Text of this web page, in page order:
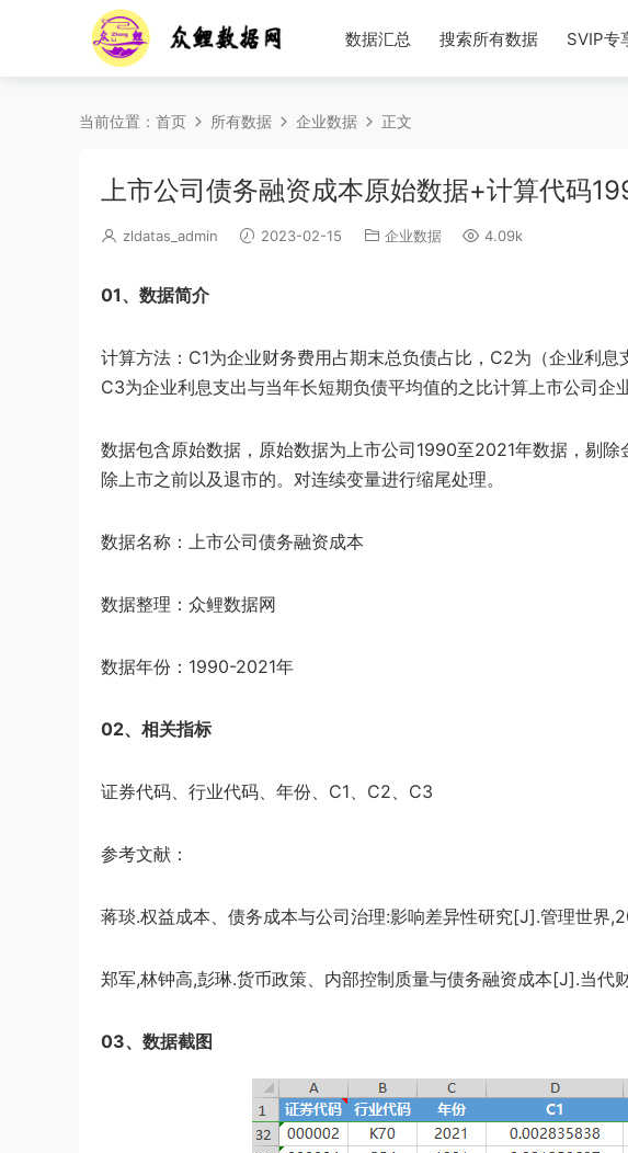
数据汇总 搜索所有数据 SVIP专
当前位置： 首页 所有数据 企业数据 正文
上市公司债务融资成本原始数据+计算代码
zldatas_admin 2023-02-15 企业数据 4.09k
01、数据简介
计算方法：C1为企业财务费用占期末总负债占比，C2为（企业利
C3为企业利息支出与当年长短期负债平均值的之比计算上市公司企
数据包含原始数据，原始数据为上市公司1990至2021年数据，剔
除上市之前以及退市的。对连续变量进行缩尾处理。
数据名称：上市公司债务融资成本
数据整理：众鲤数据网
数据年份：1990-2021年
02、相关指标
证券代码、行业代码、年份、C1、C2、C3
参考文献：
蒋琰.权益成本、债务成本与公司治理:影响差异性研究[J].管理世界
郑军,林钟高,彭琳.货币政策、内部控制质量与债务融资成本[J].当代
03、数据截图